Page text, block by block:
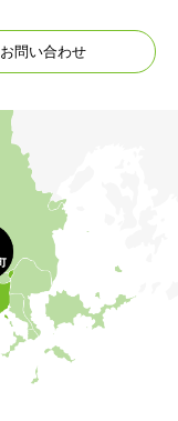
お問い合わせ